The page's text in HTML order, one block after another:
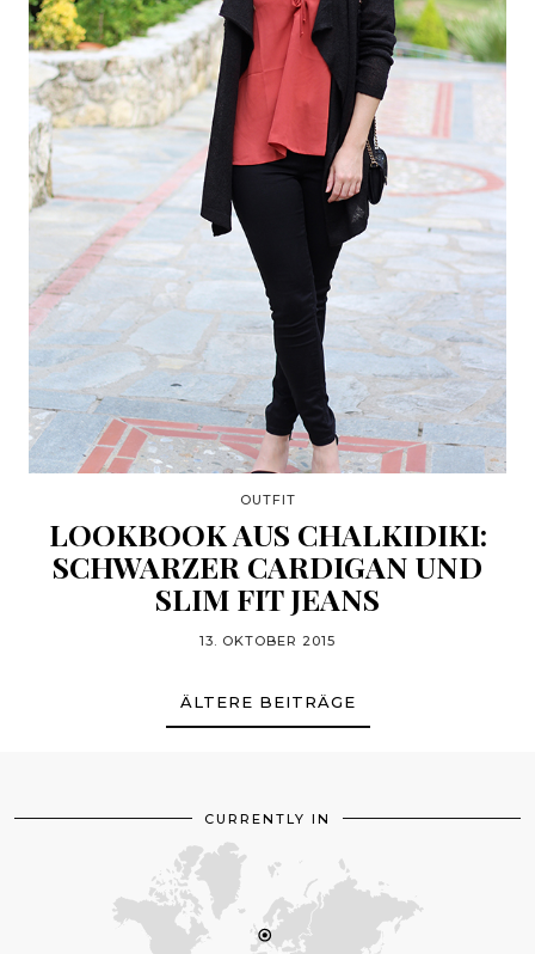
OUTFIT
LOOKBOOK AUS CHALKIDIKI:
SCHWARZER CARDIGAN UND
SLIM FIT JEANS
13. OKTOBER 2015
ÄLTERE BEITRÄGE
CURRENTLY IN